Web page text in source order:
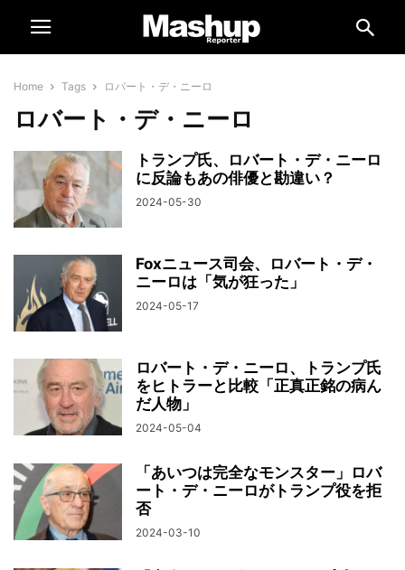
Home Tags ロバート・デ・ニーロ
ロバート・デ・ニーロ
トランプ氏、ロバート・デ・ニーロ
に反論もあの俳優と勘違い？
2024-05-30
Foxニュース司会、ロバート・デ・
ニーロは「気が狂った」
2024-05-17
ロバート・デ・ニーロ、トランプ氏
をヒトラーと比較「正真正銘の病ん
だ人物」
2024-05-04
「あいつは完全なモンスター」ロバ
ート・デ・ニーロがトランプ役を拒
否
2024-03-10